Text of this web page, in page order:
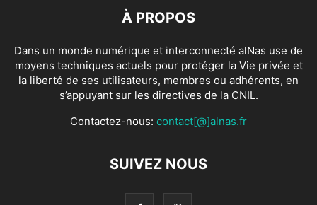
À PROPOS
Dans un monde numérique et interconnecté alNas use de
moyens techniques actuels pour protéger la Vie privée et
la liberté de ses utilisateurs, membres ou adhérents, en
s’appuyant sur les directives de la CNIL.
Contactez-nous: contact[@]alnas.fr
SUIVEZ NOUS